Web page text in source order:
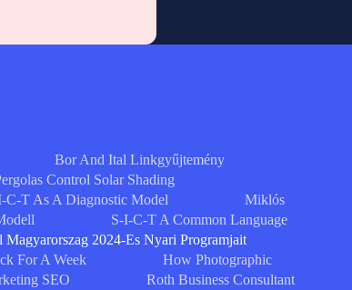
Bor And Ital Linkgyűjtemény
Control Solar Shading
C-T As A Diagnostic Model
Miklós
S-I-C-T A Common Language
Magyarorszag 2024-Es Nyari Programjait
For A Week
How Photographic
SEO
Roth Business Consultant